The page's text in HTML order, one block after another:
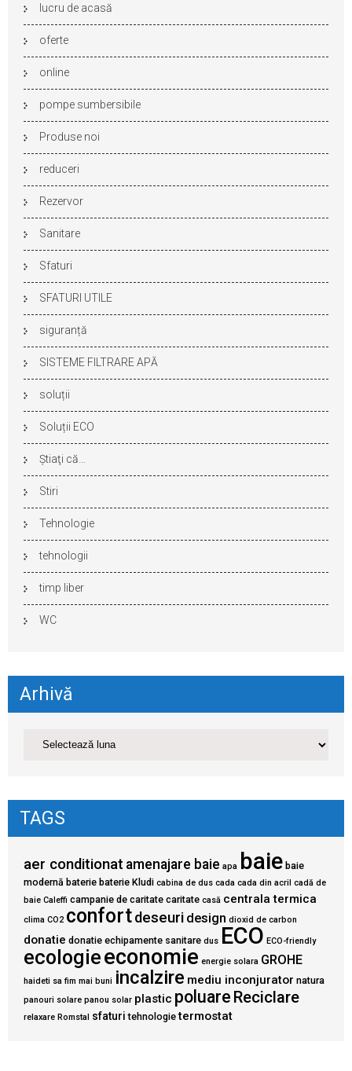
lucru de acasă
oferte
online
pompe sumbersibile
Produse noi
reduceri
Rezervor
Sanitare
Sfaturi
SFATURI UTILE
siguranță
SISTEME FILTRARE APĂ
soluții
Soluții ECO
Ştiaţi că…
Stiri
Tehnologie
tehnologii
timp liber
WC
Arhivă
TAGS
aer conditionat amenajare baie apa baie baie
modernă baterie baterie Kludi cabina de dus cada cada din acril cadă de
baie Caleffi campanie de caritate caritate casă centrala termica
clima CO2 confortdeseuri design dioxid de carbon
donatie donatie echipamente sanitare dus ECO ECO-friendly
ecologieeconomie energie solara GROHE
haideti sa fim mai buni incalzire mediu inconjurator natura
panouri solare panou solar plastic poluare Reciclare
relaxare Romstal sfaturi tehnologie termostat